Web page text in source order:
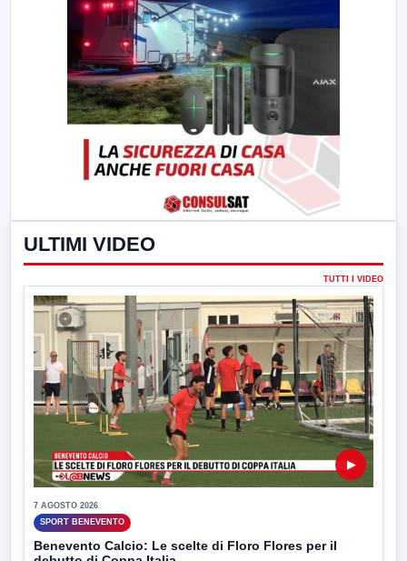
ULTIMI VIDEO
TUTTI I VIDEO
▶
7 AGOSTO 2026
SPORT BENEVENTO
Benevento Calcio: Le scelte di Floro Flores per il